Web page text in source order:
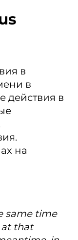
в
в
действия в
на
same time
at that